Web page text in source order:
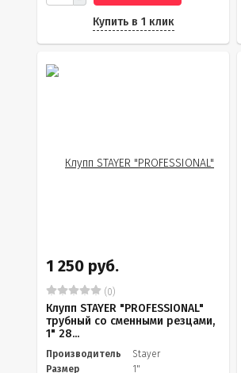
Купить в 1 клик
1 250 руб.
(0)
Клупп STAYER "PROFESSIONAL"
трубный со сменными резцами,
1" 28...
Производитель
Stayer
Размер
1"